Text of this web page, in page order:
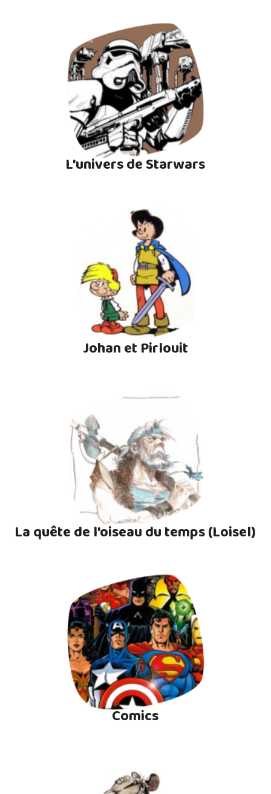
L'univers de Starwars
Johan et Pirlouit
La quête de l'oiseau du temps (Loisel)
Comics